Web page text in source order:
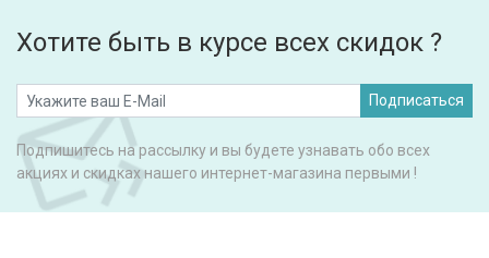
Хотите быть в курсе всех скидок ?
Подписаться
Подпишитесь на рассылку и вы будете узнавать обо всех
акциях и скидках нашего интернет-магазина первыми !